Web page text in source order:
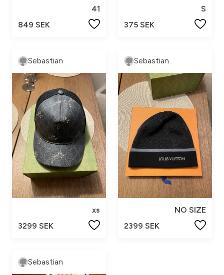
41
849 SEK
S
375 SEK
Sebastian
xs
3299 SEK
Sebastian
NO SIZE
2399 SEK
Sebastian